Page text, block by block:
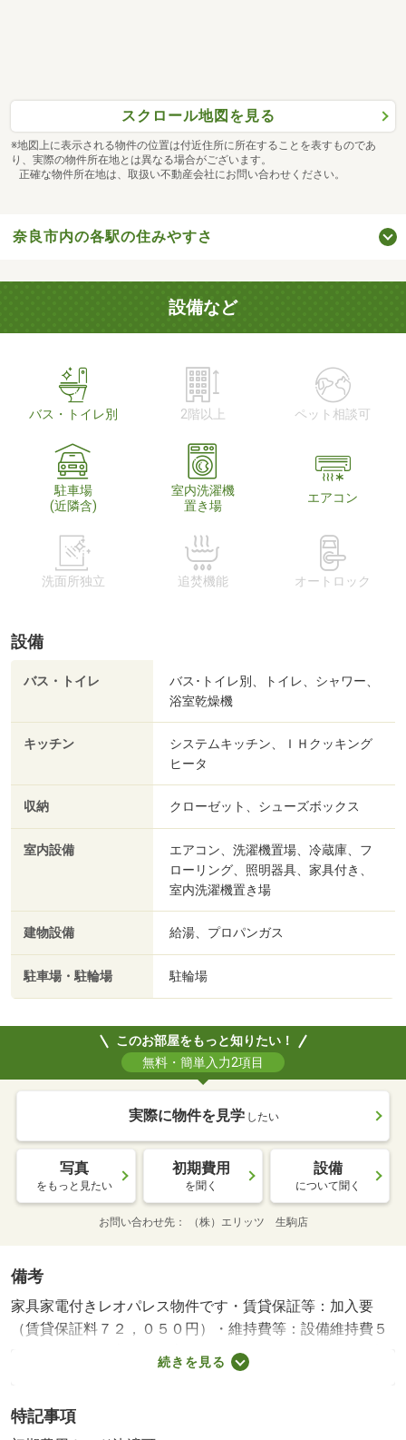
スクロール地図を見る
※地図上に表示される物件の位置は付近住所に所在することを表すものであ
り、実際の物件所在地とは異なる場合がございます。
正確な物件所在地は、取扱い不動産会社にお問い合わせください。
奈良市内の各駅の住みやすさ
設備など
バス・トイレ別 2階以上 ペット相談可
駐車場
(近隣含)
室内洗濯機
置き場
エアコン
洗面所独立 追焚機能 オートロック
設備
バス・トイレ
バス･トイレ別、トイレ、シャワー、
浴室乾燥機
キッチン
システムキッチン、ＩＨクッキング
ヒータ
収納 クローゼット、シューズボックス
室内設備
エアコン、洗濯機置場、冷蔵庫、フ
ローリング、照明器具、家具付き、
室内洗濯機置き場
建物設備 給湯、プロパンガス
駐車場・駐輪場 駐輪場
このお部屋をもっと知りたい！
無料・簡単入力2項目
実際に物件を見学 したい
写真
をもっと見たい
初期費用
を聞く
設備
について聞く
お問い合わせ先 （株）エリッツ 生駒店
備考
家具家電付きレオパレス物件です・賃貸保証等：加入要
（賃貸保証料７２，０５０円）・維持費等：設備維持費５
５０円／月・浴室には浴室乾燥機が設置されており、お部
屋はおもな開口部が南方向に向いております。周辺にはフ
置場：なし・駐輪場：有/鍵交換費用 16500円/ﾊｳｽｸﾘｰﾆﾝ
続きを見る
特記事項